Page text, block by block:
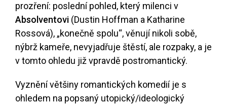
prozření: poslední pohled, který milenci v
Absolventovi (Dustin Hoffman a Katharine
Rossová), „konečně spolu“, věnují nikoli sobě,
nýbrž kameře, nevyjadřuje štěstí, ale rozpaky, a je
v tomto ohledu již vpravdě postromantický.
Vyznění většiny romantických komedií je s
ohledem na popsaný utopický/ideologický